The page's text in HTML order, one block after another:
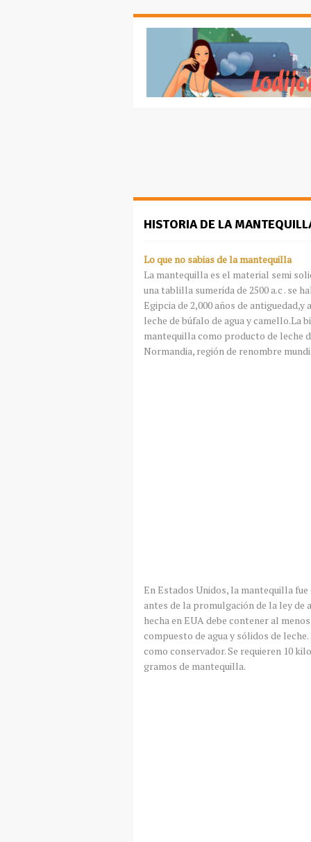
HISTORIA DE LA
Lo que no sabias de la mantequilla
La mantequilla es el material semi
una tablilla sumeridade 2500 a.c . se
Egipcia de 2,000 años de antiguedad,y
leche de búfalo de agua y camello.La
mantequilla como producto de leche
Normandia, región de renombre
En Estados Unidos, la mantequilla
antes de la promulgaciónde la ley de
hecha en EUAdebe contener al
compuesto de agua y sólidos de
como conservador. Se requieren 10
gramos de mantequilla.